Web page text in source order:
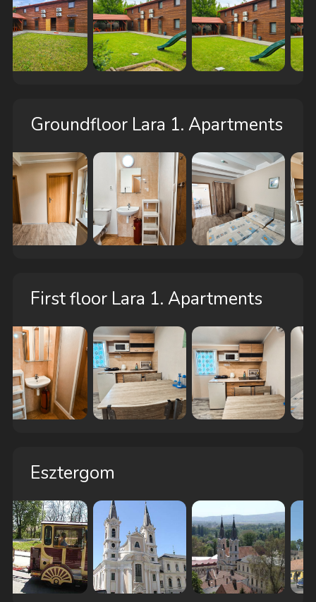
Groundfloor Lara 1. Apartments
First floor Lara 1. Apartments
Esztergom